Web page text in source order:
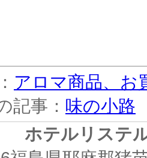
アロマ商品、お
記事： 味の小路
ホテルリステ